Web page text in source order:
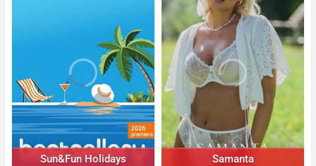
Sun&Fun Holidays Samanta